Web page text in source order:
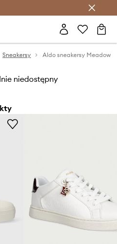
z Answear Club >
Sneakersy Aldo sneakersy Meadow
niedostępny